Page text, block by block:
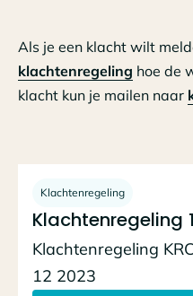
Als je een klacht wilt
klachtenregeling hoe de
klacht kun je mailen naar
Klachtenregeling
Klachtenregeling
Klachtenregeling
12 2023